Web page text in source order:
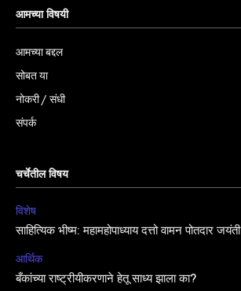
आमच्या विषयी
आमच्या बद्दल
सोबत या
नोकरी / संधी
संपर्क
चर्चेतील विषय
विशेष
साहित्यिक भीष्म: महामहोपाध्याय दत्तो वामन पोतदार जयंती
आर्थिक
बँकांच्या राष्ट्रीयीकरणाने हेतू साध्य झाला का?